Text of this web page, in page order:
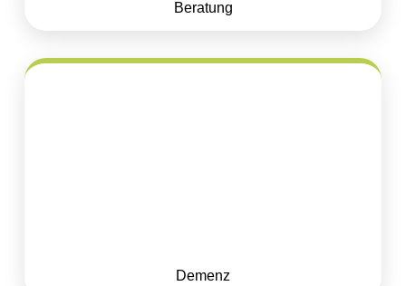
Beratung
Demenz